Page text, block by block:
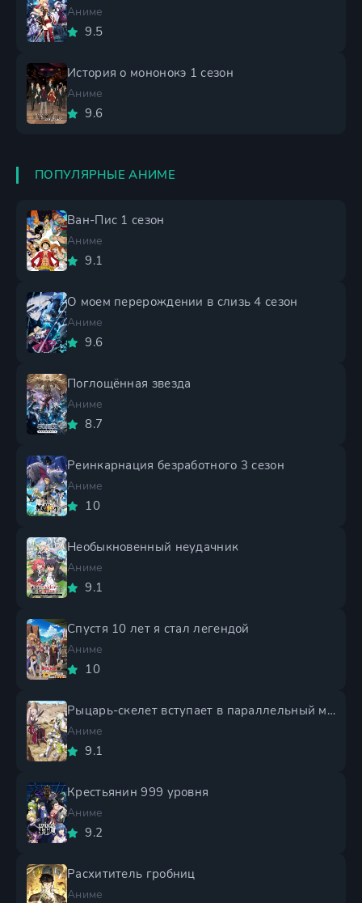
Аниме
9.5
История о мононокэ 1 сезон
Аниме
9.6
ПОПУЛЯРНЫЕ АНИМЕ
Ван-Пис 1 сезон
Аниме
9.1
О моем перерождении в слизь 4 сезон
Аниме
9.6
Поглощённая звезда
Аниме
8.7
Реинкарнация безработного 3 сезон
Аниме
10
Необыкновенный неудачник
Аниме
9.1
Спустя 10 лет я стал легендой
Аниме
10
Рыцарь-скелет вступает в параллельный мир 2 сезон
Аниме
9.1
Крестьянин 999 уровня
Аниме
9.2
Расхититель гробниц
Аниме